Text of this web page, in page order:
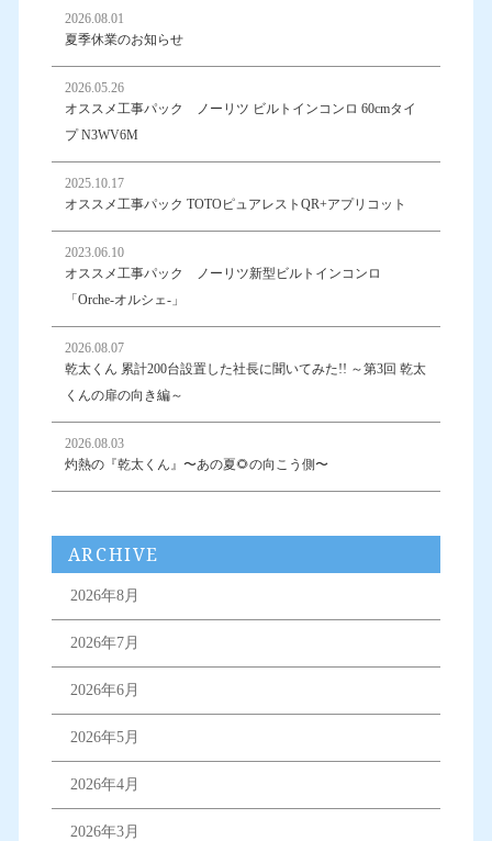
2026.08.01
夏季休業のお知らせ
2026.05.26
オススメ工事パック ノーリツ ビルトインコンロ 60cmタイ
プ N3WV6M
2025.10.17
オススメ工事パック TOTOピュアレストQR+アプリコット
2023.06.10
オススメ工事パック ノーリツ新型ビルトインコンロ
「Orche-オルシェ-」
2026.08.07
乾太くん 累計200台設置した社長に聞いてみた!! ～第3回 乾太
くんの扉の向き編～
2026.08.03
灼熱の『乾太くん』〜あの夏🌻の向こう側〜
ARCHIVE
2026年8月
2026年7月
2026年6月
2026年5月
2026年4月
2026年3月